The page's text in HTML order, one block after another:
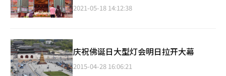
2021-05-18 14:12:38
庆祝佛诞日大型灯会明日拉开大幕
2015-04-28 16:06:21